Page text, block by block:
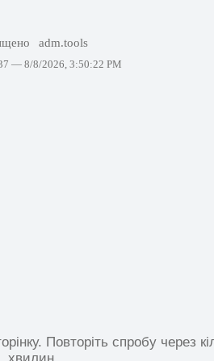
adm.tools
— 8/8/2026, 3:50:22 PM
Повторіть спробу через